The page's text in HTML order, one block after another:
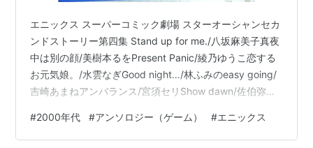
エニックス スーパーコミック劇場 スターオーシャンセカ
ンドストーリー第四集 Stand up for me./八坂麻美子真夜
中は別の顔/美樹本るをPresent Panic/綾乃ゆうこ恋する
お元気娘。/水雲なぎGood night…/林ふみのeasy going/
吉崎あまねアンバランス/宮須セリShow dawn/佐伯弥四
ん/碧門たかね大人って。/山崎風愛泥酔クレイジー/梶原
あや会いたいきもち/水谷悠珠帰りたい場所/浅田恭佳幸せ
#2000年代 #アンソロジー（ゲーム） #エニックス